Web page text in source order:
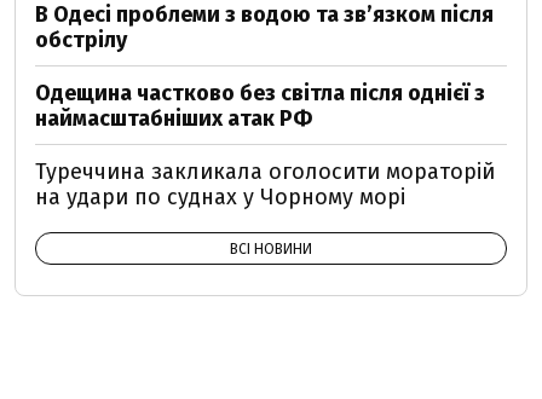
В Одесі проблеми з водою та звʼязком після
обстрілу
Одещина частково без світла після однієї з
наймасштабніших атак РФ
Туреччина закликала оголосити мораторій
на удари по суднах у Чорному морі
ВСІ НОВИНИ